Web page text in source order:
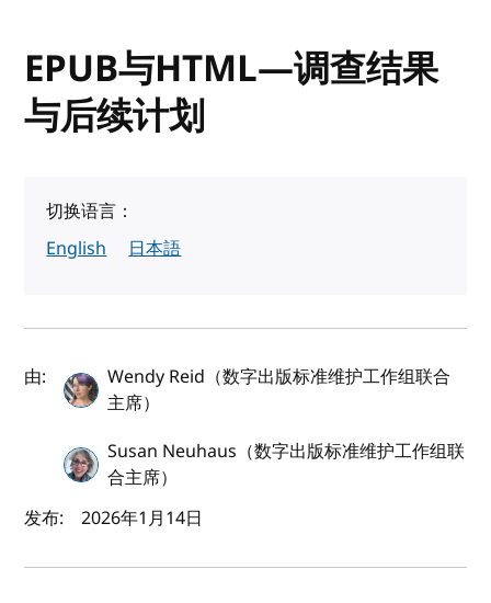
EPUB与HTML—调查结果
与后续计划
切换语言：
English
日本語
作者及发布日期
由:
Wendy Reid（数字出版标准维护工作组联合
主席）
Susan Neuhaus（数字出版标准维护工作组联
合主席）
发布:
2026年1月14日